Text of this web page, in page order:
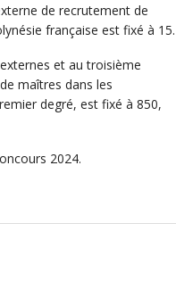
de recrutement de
française est fixé à 15.
et au troisième
maîtres dans les
degré, est fixé à 850,
2024.